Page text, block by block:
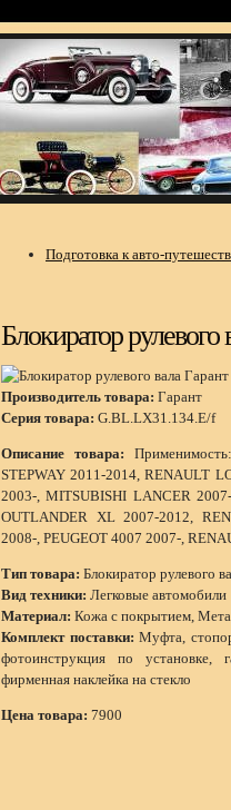
Подготовка к авто-
Блокиратор
Производитель товара: Гарант
Серия товара: G.BL.LX31.134.E/f
Описание товара:
STEPWAY 2011-2014, RENAULT
2003-, MITSUBISHI LANCER
OUTLANDER XL 2007-2012,
2008-, PEUGEOT 4007 2007-,
Тип товара: Блокиратор рулевого
Вид техники: Легковые автомобили
Материал: Кожа с покрытием,
Комплект поставки: Муфта,
фотоинструкция по установке,
фирменная наклейка на стекло
Цена товара: 7900